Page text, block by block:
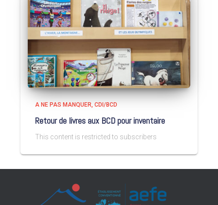
A NE PAS MANQUER CDI/BCD
Retour de livres aux BCD pour inventaire
This content is restricted to subscribers